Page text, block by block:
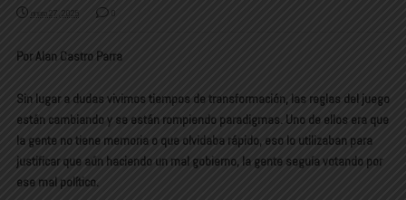
enero 27, 2025 0
Por Alan Castro Parra
Sin lugar a dudas vivimos tiempos de transformación, las reglas del juego
están cambiando y se están rompiendo paradigmas. Uno de ellos era que
la gente no tiene memoria o que olvidaba rápido, eso lo utilizaban para
justificar que aún haciendo un mal gobierno, la gente seguía votando por
ese mal político.